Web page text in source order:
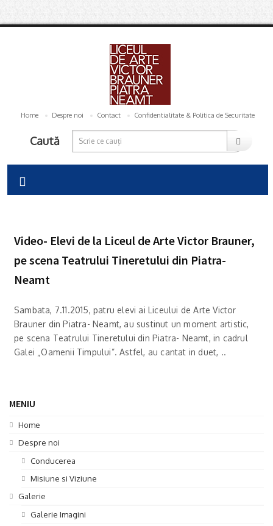
Home Despre noi Contact Confidentialitate & Politica de Securitate
Caută
Video- Elevi de la Liceul de Arte Victor Brauner,
pe scena Teatrului Tineretului din Piatra-
Neamt
Sambata, 7.11.2015, patru elevi ai Liceului de Arte Victor
Brauner din Piatra- Neamt, au sustinut un moment artistic,
pe scena Teatrului Tineretului din Piatra- Neamt, in cadrul
Galei „Oamenii Timpului”. Astfel, au cantat in duet, ..
MENIU
Home
Despre noi
Conducerea
Misiune si Viziune
Galerie
Galerie Imagini